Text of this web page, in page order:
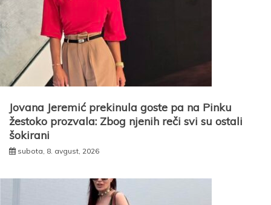
Jovana Jeremić prekinula goste pa na Pinku
žestoko prozvala: Zbog njenih reči svi su ostali
šokirani
subota, 8. avgust, 2026